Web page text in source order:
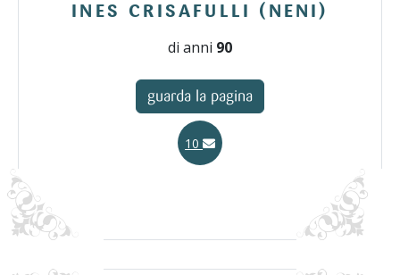
INES CRISAFULLI (NENI)
di anni 90
guarda la pagina
10